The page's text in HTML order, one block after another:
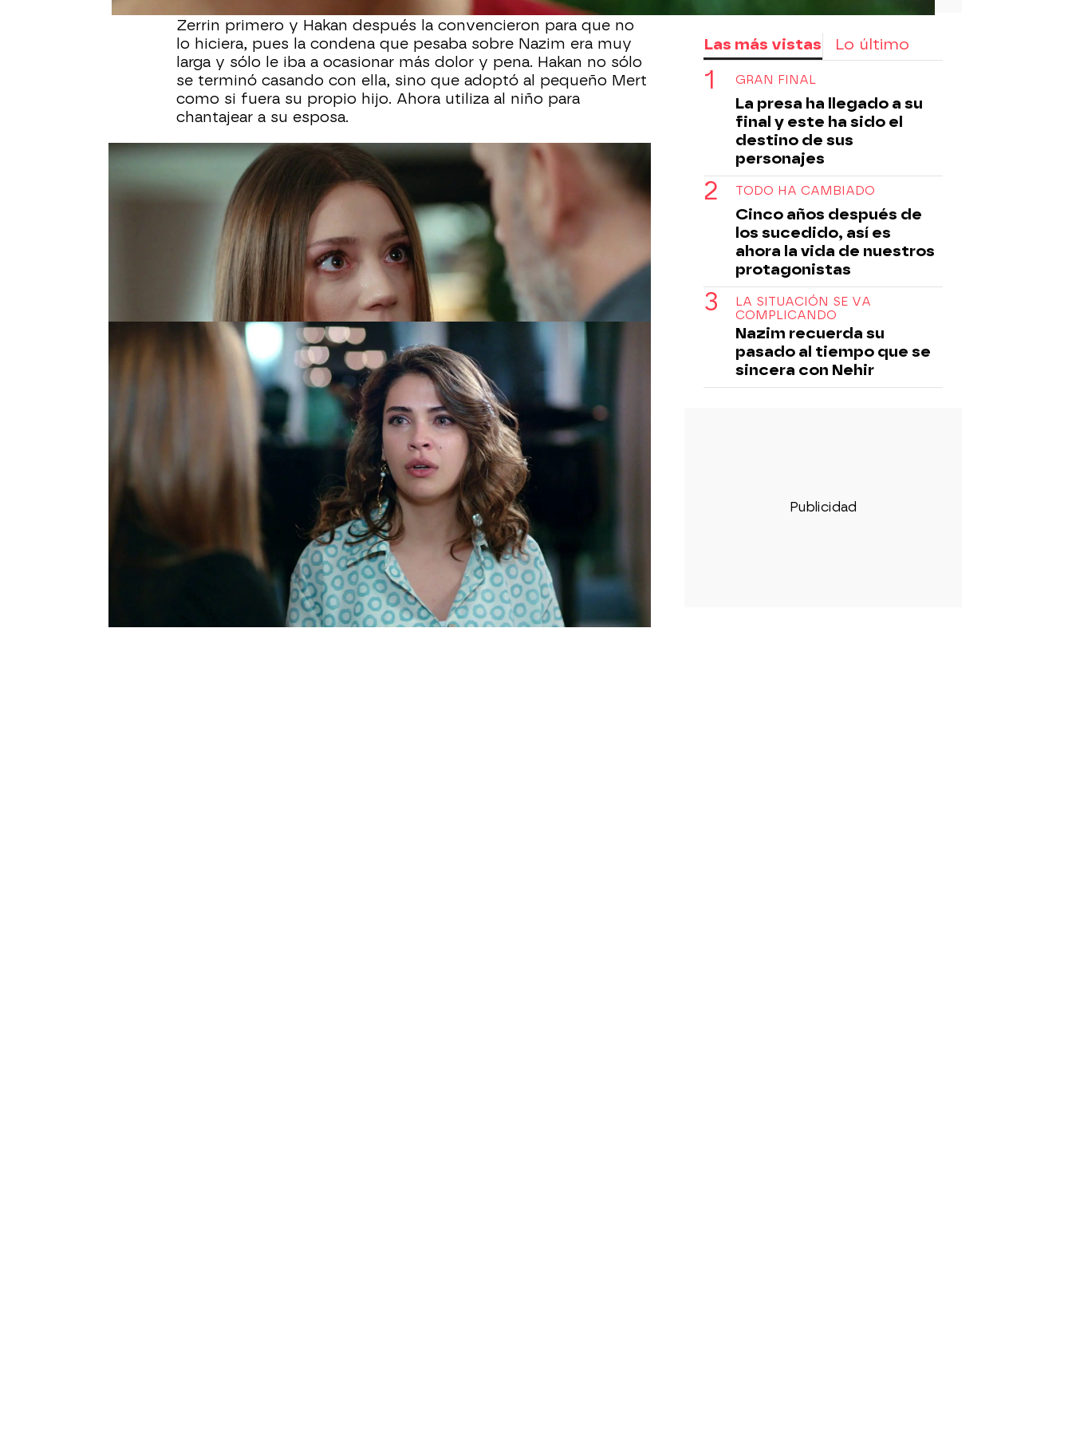
primero que pensó es acudir a prisión para contárselo pero
Zerrin primero y Hakan después la convencieron para que no
lo hiciera, pues la condena que pesaba sobre Nazim era muy
larga y sólo le iba a ocasionar más dolor y pena. Hakan no sólo
se terminó casando con ella, sino que adoptó al pequeño Mert
como si fuera su propio hijo. Ahora utiliza al niño para
chantajear a su esposa.
La salida de Nazim de la cárcel ha provocado
un verdadero
terremotoen todos, pues nadie esperaba que quedara en
libertad.
Nazim ahora es un hombre muy diferente
corazón de hierro, millonario y profundamente enamorado de
Bahar, la hermana abogada de Hakan.Los planes de Nazim
pasan por casarse con Bahar, pero la familia de ella se opone
frontalmente. Su madre porque no considera a Nazim un tipo
de fiar y Hakan porque sabe que algo está tramando.
Bahar no entiende nada. No sabe por qué su familia se opone
de manera tan radical y todo acaba en una gran discusión en la
que sale a relucir los trapos sucios del pasado. Bahar acusa a
su hermano de estar detrás de la prisión de Nazim, al
manipular las pruebas que el llevaron a prisión y ella se
lamenta de no haber tenido el valor de confesárselo antes.
Nehir, que nada sabía del tema, se queda petrificada al
descubrir que
todo fue una trampa para librarse de Nazim
que es peor, ella tampoco le creyó.
Las más vistas Lo último
GRAN FINAL
La presa ha llegado a su
final y este ha sido el
destino de sus
personajes
TODO HA CAMBIADO
Cinco años después de
los sucedido, así es
ahora la vida de nuestros
protagonistas
LA SITUACIÓN SE VA
COMPLICANDO
Nazim recuerda su
pasado al tiempo que se
sincera con Nehir